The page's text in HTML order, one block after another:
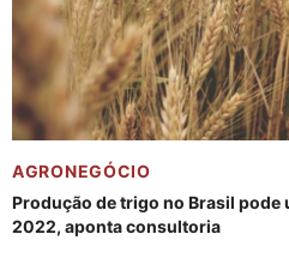
AGRONEGÓCIO
Produção de trigo no Brasil pode
2022, aponta consultoria